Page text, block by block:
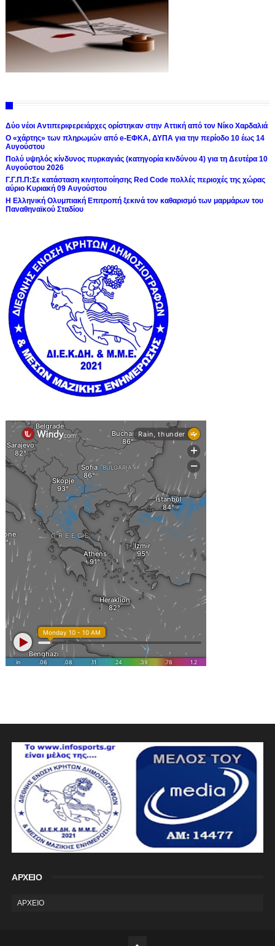
Δύο νέοι Αντιπεριφερειάρχες ορίστηκαν στην Αττική από τον Νίκο Χαρδαλιά
Ο «χάρτης» των πληρωμών από e-ΕΦΚΑ, ΔΥΠΑ για την περίοδο 10 έως 14
Αυγούστου
Πολύ υψηλός κίνδυνος πυρκαγιάς (κατηγορία κινδύνου 4) για τη Δευτέρα 10
Αυγούστου 2026
Γ.Γ.Π.Π:Σε κατάσταση κινητοποίησης Red Code πολλές περιοχές της χώρας
αύριο Κυριακή 09 Αυγούστου
Η Ελληνική Ολυμπιακή Επιτροπή ξεκινά τον καθαρισμό των μαρμάρων του
Παναθηναϊκού Σταδίου
ΑΡΧΕΙΟ